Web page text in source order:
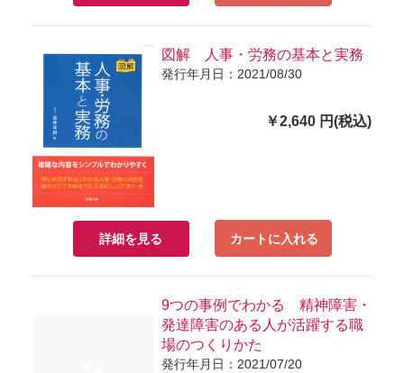
図解 人事・労務の基本と実務
発行年月日：2021/08/30
￥2,640 円(税込)
詳細を見る カートに入れる
9つの事例でわかる 精神障害・
発達障害のある人が活躍する職
場のつくりかた
発行年月日：2021/07/20